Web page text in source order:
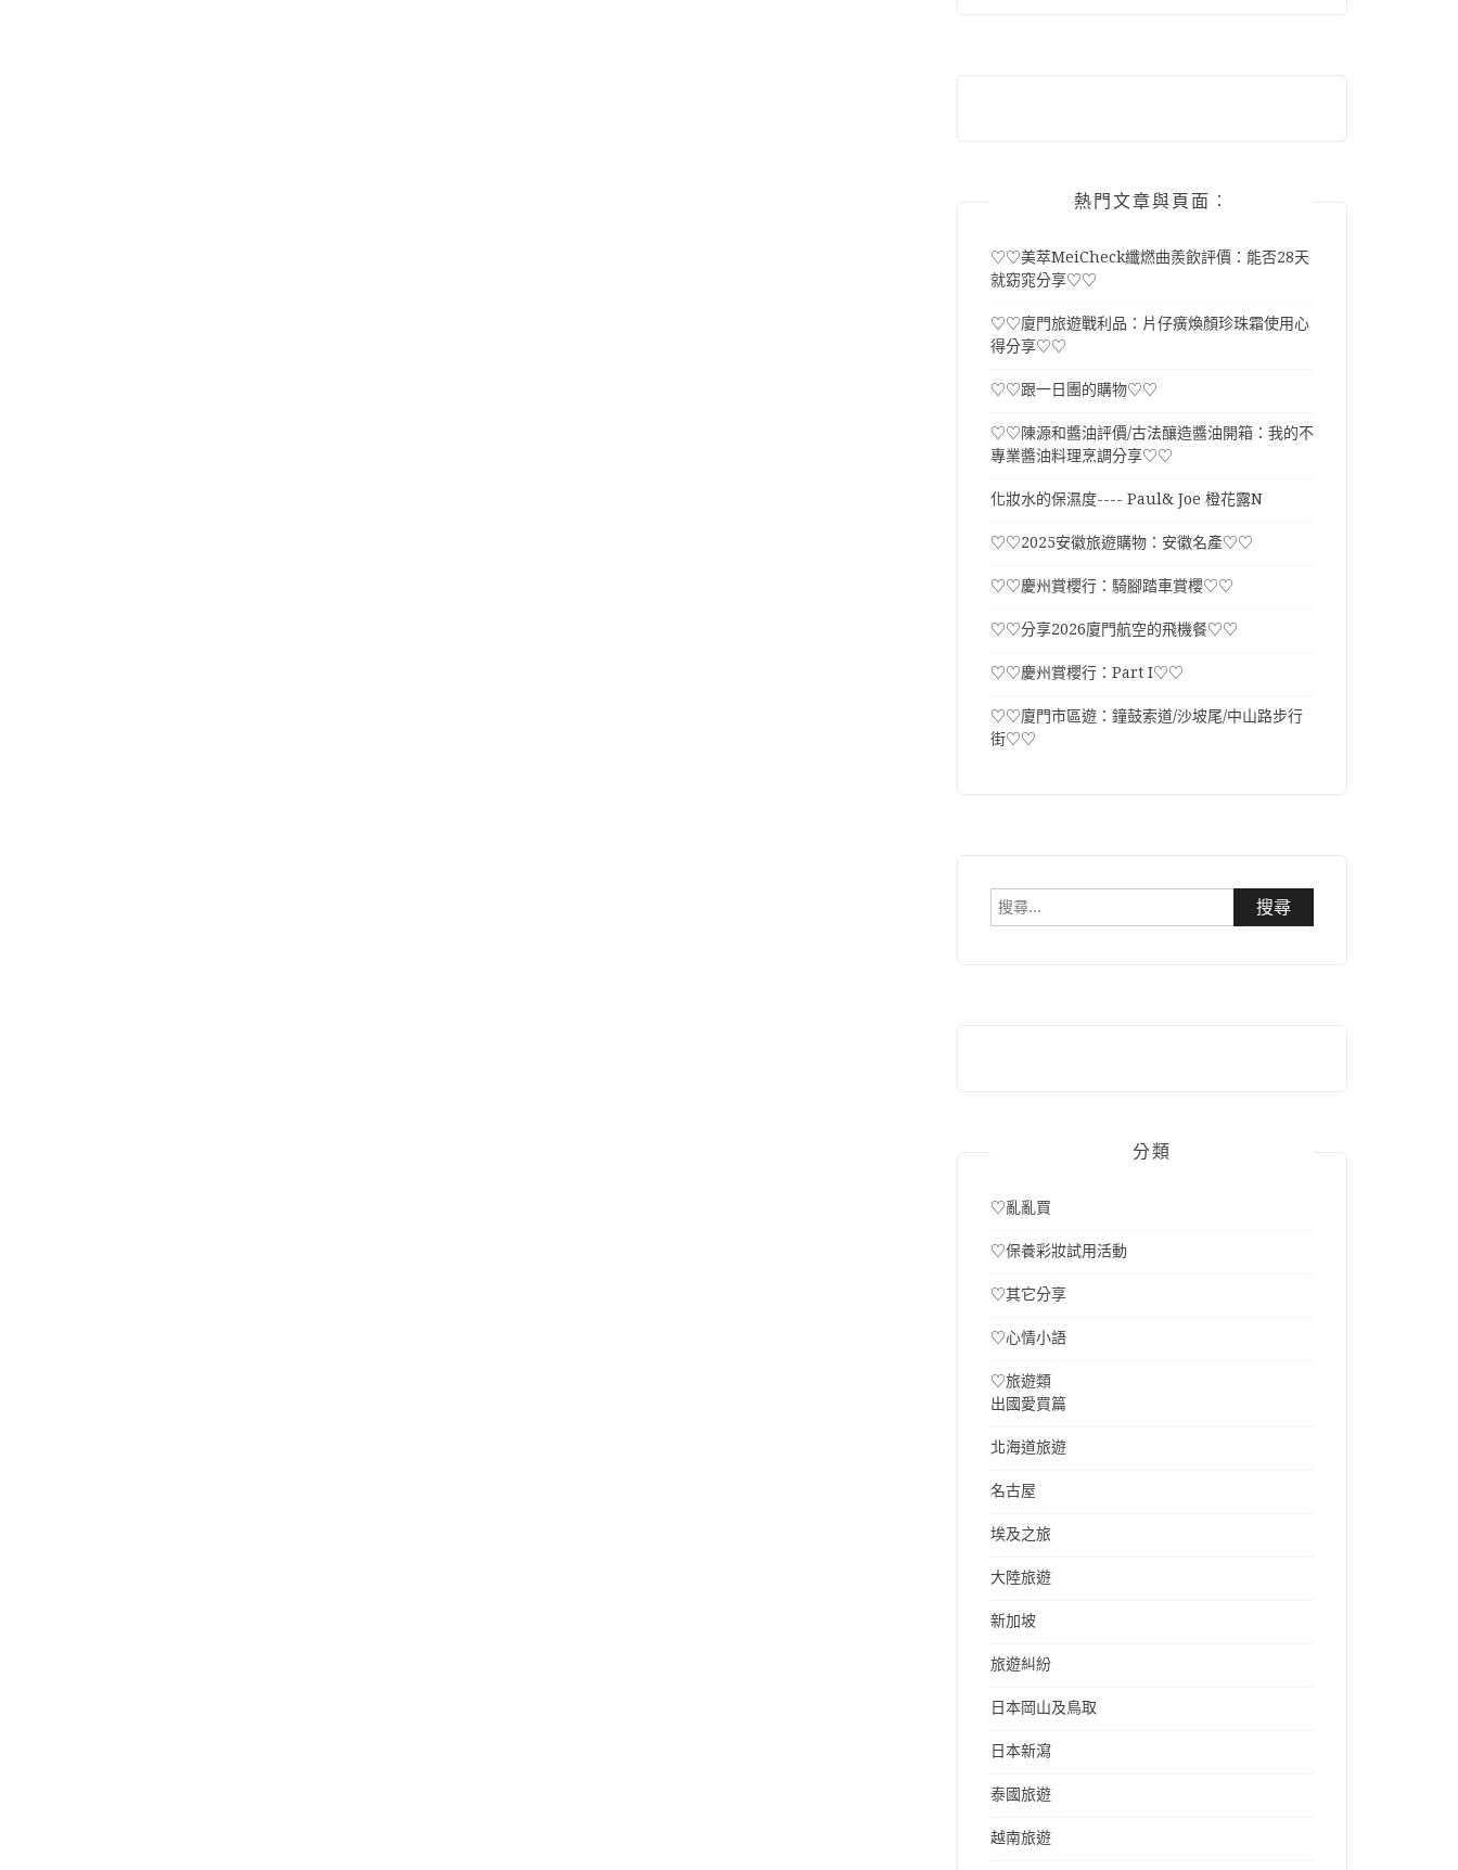
熱門文章與頁面︰
♡♡美萃MeiCheck纖燃曲羨飲評價：能否28天
就窈窕分享♡♡
♡♡廈門旅遊戰利品：片仔癀煥顏珍珠霜使用心
得分享♡♡
♡♡跟一日團的購物♡♡
♡♡陳源和醬油評價/古法釀造醬油開箱：我的不
專業醬油料理烹調分享♡♡
化妝水的保濕度---- Paul& Joe 橙花露N
♡♡2025安徽旅遊購物：安徽名產♡♡
♡♡慶州賞櫻行：騎腳踏車賞櫻♡♡
♡♡分享2026廈門航空的飛機餐♡♡
♡♡慶州賞櫻行：Part I♡♡
♡♡廈門市區遊：鐘鼓索道/沙坡尾/中山路步行
街♡♡
搜
分類
♡亂亂買
♡保養彩妝試用活動
♡其它分享
♡心情小語
♡旅遊類
出國愛買篇
北海道旅遊
名古屋
埃及之旅
大陸旅遊
新加坡
旅遊糾紛
日本岡山及鳥取
日本新瀉
泰國旅遊
越南旅遊